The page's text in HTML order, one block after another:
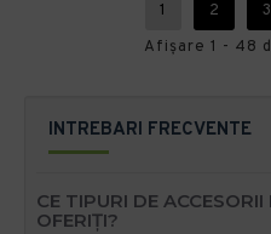
1 2
3
Afişare 1 - 48
INTREBARI FRECVENTE
CE TIPURI DE
OFERIȚI?